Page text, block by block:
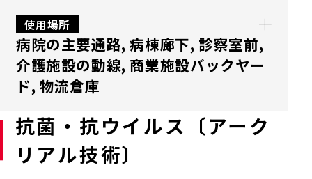
壁保護材であるキックガード（車摺り）は、
衝撃吸収性に優れた樹脂クッションを高耐久
アルミベースや硬質樹脂と一体化した壁面保護
パネルです。車椅子、ストレッチャー、カー
的に吸収し、壁面の欠損や利用者の怪我を防
ぎます。連続した腰壁ラインとして空間に自然
に馴染むデザインで、擦り傷や打痕による補修
使用場所
病院の主要通路, 病棟廊下, 診察室前,
介護施設の動線, 商業施設バックヤー
ド, 物流倉庫
車椅子やカート、台車等が行き交うこれらの
動線に壁保護材を設置すると、衝突による壁面
抗菌・抗ウイルス〔アーク
リアル技術〕